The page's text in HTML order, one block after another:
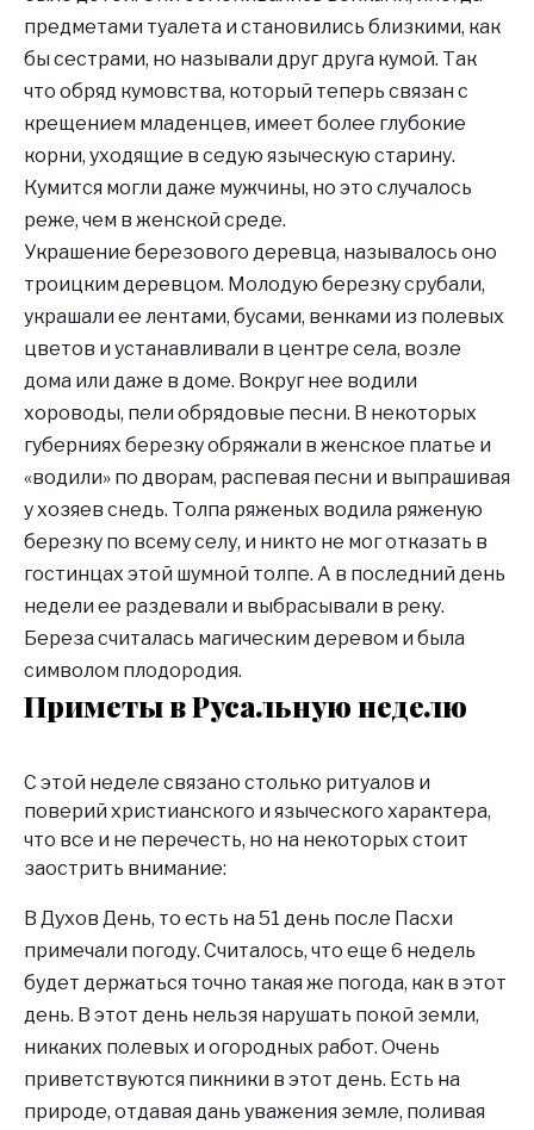
предметами туалета и становились близкими, как
бы сестрами, но называли друг друга кумой. Так
что обряд кумовства, который теперь связан с
крещением младенцев, имеет более глубокие
корни, уходящие в седую языческую старину.
Кумится могли даже мужчины, но это случалось
реже, чем в женской среде.
Украшение березового деревца, называлось оно
троицким деревцом. Молодую березку срубали,
украшали ее лентами, бусами, венками из полевых
цветов и устанавливали в центре села, возле
дома или даже в доме. Вокруг нее водили
хороводы, пели обрядовые песни. В некоторых
губерниях березку обряжали в женское платье и
«водили» по дворам, распевая песни и выпрашивая
у хозяев снедь. Толпа ряженых водила ряженую
березку по всему селу, и никто не мог отказать в
гостинцах этой шумной толпе. А в последний день
недели ее раздевали и выбрасывали в реку.
Береза считалась магическим деревом и была
символом плодородия.
Приметы в Русальную неделю
С этой неделе связано столько ритуалов и
поверий христианского и языческого характера,
что все и не перечесть, но на некоторых стоит
заострить внимание:
В Духов День, то есть на 51 день после Пасхи
примечали погоду. Считалось, что еще 6 недель
будет держаться точно такая же погода, как в этот
день. В этот день нельзя нарушать покой земли,
никаких полевых и огородных работ. Очень
приветствуются пикники в этот день. Есть на
природе, отдавая дань уважения земле, поливая